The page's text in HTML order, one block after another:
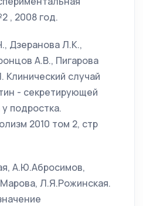
, 2008 год.
Дзеранова Л.К.,
А.В., Пигарова
Клинический случай
- секретирующей
подростка.
2010 том 2, стр
А.Ю.Абросимов,
Л.Я.Рожинская.